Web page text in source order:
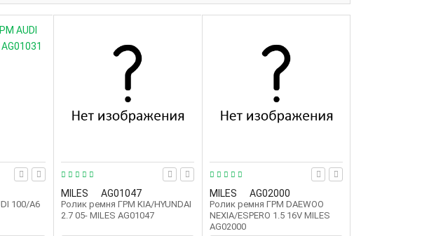
100/A6
MILES AG01047
Ролик ремня ГРМ KIA/HYUNDAI
2.7 05- MILES AG01047
MILES AG02000
Ролик ремня ГРМ DAEWOO
NEXIA/ESPERO 1.5 16V MILES
AG02000